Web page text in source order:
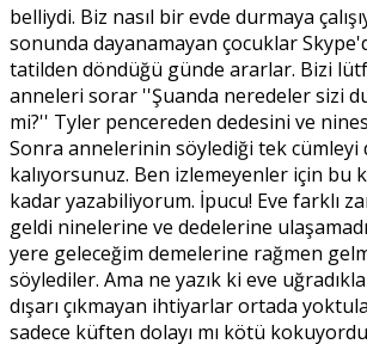
belliydi. Biz nasıl bir evde durmaya
sonunda dayanamayan çocuklar
tatilden döndüğü günde ararlar. Bizi
anneleri sorar ''Şuanda neredeler sizi
mi?'' Tyler pencereden dedesini ve
Sonra annelerinin söylediği tek cümleyi
kalıyorsunuz. Ben izlemeyenler için bu
kadar yazabiliyorum. İpucu! Eve farklı
geldi ninelerine ve dedelerine
yere geleceğim demelerine rağmen
söylediler. Ama ne yazık ki eve
dışarı çıkmayan ihtiyarlar ortada
sadece küften dolayı mı kötü